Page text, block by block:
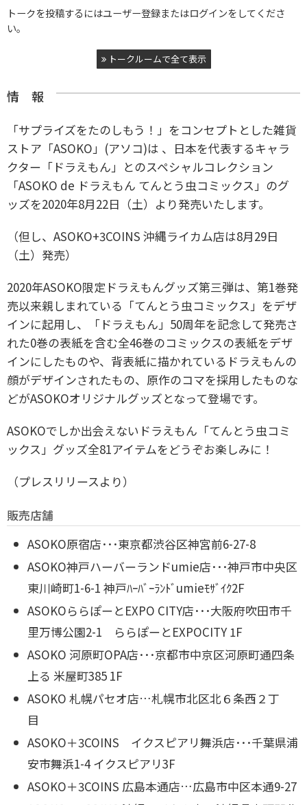
トークを投稿するにはユーザー登録またはログインをしてくださ
い。
トークルームで全て表示
情 報
「サプライズをたのしもう！」をコンセプトとした雑貨
ストア「ASOKO」(アソコ)は 、日本を代表するキャラ
クター「ドラえもん」とのスペシャルコレクション
「ASOKO de ドラえもん てんとう虫コミックス」のグ
ッズを2020年8月22日（土）より発売いたします。
（但し、ASOKO+3COINS 沖縄ライカム店は8月29日
（土）発売）
2020年ASOKO限定ドラえもんグッズ第三弾は、第1巻発
売以来親しまれている「てんとう虫コミックス」をデザ
インに起用し、「ドラえもん」50周年を記念して発売さ
れた0巻の表紙を含む全46巻のコミックスの表紙をデザ
インにしたものや、背表紙に描かれているドラえもんの
顔がデザインされたもの、原作のコマを採用したものな
どがASOKOオリジナルグッズとなって登場です。
ASOKOでしか出会えないドラえもん「てんとう虫コミ
ックス」グッズ全81アイテムをどうぞお楽しみに！
（プレスリリースより）
販売店舗
ASOKO原宿店･･･東京都渋谷区神宮前6-27-8
ASOKO神戸ハーバーランドumie店･･･神戸市中央区
東川崎町1-6-1 神戸ﾊｰﾊﾞｰﾗﾝﾄﾞumieﾓｻﾞｲｸ2F
ASOKOららぽーとEXPO CITY店･･･大阪府吹田市千
里万博公園2-1 ららぽーとEXPOCITY 1F
ASOKO 河原町OPA店･･･京都市中京区河原町通四条
上る 米屋町385 1F
ASOKO 札幌パセオ店…札幌市北区北６条西２丁
目
ASOKO＋3COINS イクスピアリ舞浜店･･･千葉県浦
安市舞浜1-4 イクスピアリ3F
ASOKO＋3COINS 広島本通店…広島市中区本通9-27